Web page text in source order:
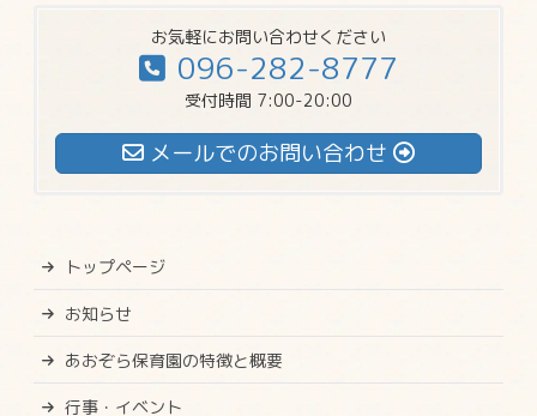
お気軽にお問い合わせください
096-282-8777
受付時間 7:00-20:00
メールでのお問い合わせ
トップページ
お知らせ
あおぞら保育園の特徴と概要
行事・イベント